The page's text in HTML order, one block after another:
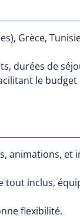
Grèce,
durées de
le budget
animations, et
tout inclus,
flexibilité.